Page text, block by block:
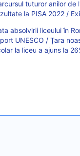
tuturor anilor de
la PISA 2022 /
absolvirii liceului în
UNESCO / Țara
la liceu a ajuns la